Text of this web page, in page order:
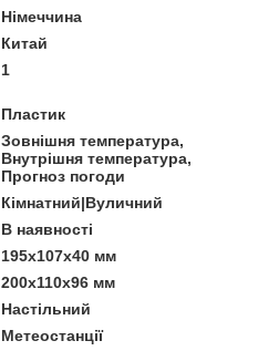
Німеччина
Китай
1
Пластик
Зовнішня температура,
Внутрішня температура,
Прогноз погоди
Кімнатний|Вуличний
В наявності
195х107х40 мм
200х110х96 мм
Настільний
Метеостанції